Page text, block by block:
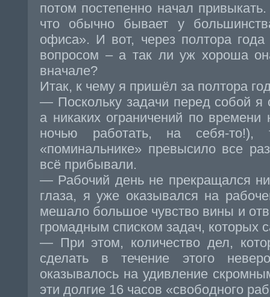
потом постепенно начал
что обычно бывает у
офиса». И вот, через полтора
вопросом – а так ли уж хороша
вначале?
Итак, к чему я пришёл за полтора
— Поскольку задачи перед собой я
а никаких ограничений по
ночью работать, на себя-
«поминальнике» превысило все
всё прибывали.
— Рабочий день не прекращался
глаза, я уже оказывался на
мешало большое чувство вины и
громадным списком задач, которых
— При этом, количество дел,
сделать в течение этого
оказывалось на удивление
эти долгие 16 часов «свободного